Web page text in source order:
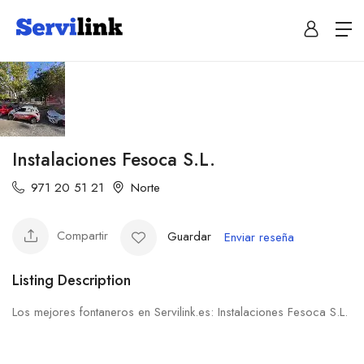
Instalaciones Fesoca S.L.
971 20 51 21 Norte
Compartir Guardar Enviar reseña
Listing Description
Los mejores fontaneros en Servilink.es: Instalaciones Fesoca S.L.